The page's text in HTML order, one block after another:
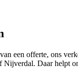
een offerte, ons
Daar helpt